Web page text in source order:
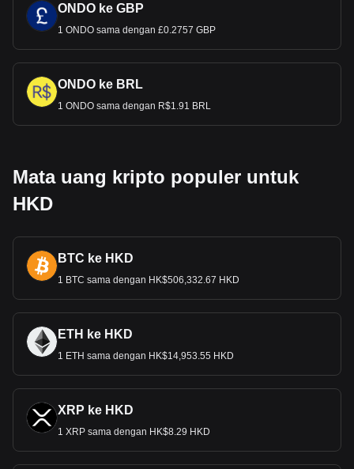
ONDO ke GBP
1 ONDO sama dengan £0.2757 GBP
ONDO ke BRL
1 ONDO sama dengan R$1.91 BRL
Mata uang kripto populer untuk
HKD
BTC ke HKD
1 BTC sama dengan HK$506,332.67 HKD
ETH ke HKD
1 ETH sama dengan HK$14,953.55 HKD
XRP ke HKD
1 XRP sama dengan HK$8.29 HKD